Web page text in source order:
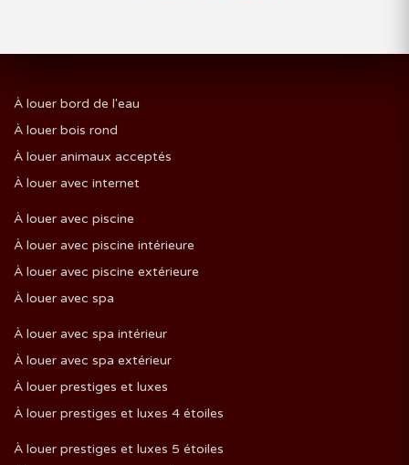
À louer bord de l'eau
À louer bois rond
À louer animaux acceptés
À louer avec internet
À louer avec piscine
À louer avec piscine intérieure
À louer avec piscine extérieure
À louer avec spa
À louer avec spa intérieur
À louer avec spa extérieur
À louer prestiges et luxes
À louer prestiges et luxes 4 étoiles
À louer prestiges et luxes 5 étoiles